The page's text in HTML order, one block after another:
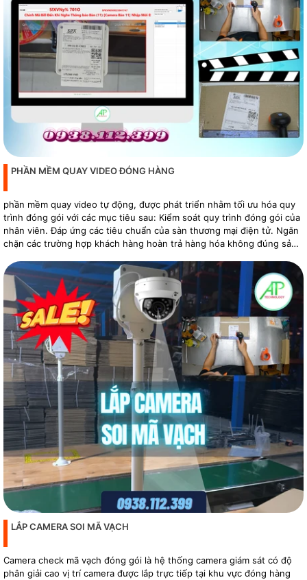
PHẦN MỀM QUAY VIDEO ĐÓNG HÀNG
phần mềm quay video tự động, được phát triển nhằm tối ưu hóa quy
trình đóng gói với các mục tiêu sau: Kiểm soát quy trình đóng gói của
nhân viên. Đáp ứng các tiêu chuẩn của sàn thương mại điện tử. Ngăn
chặn các trường hợp khách hàng hoàn trả hàng hóa không đúng sản
LẮP CAMERA SOI MÃ VẠCH
Camera check mã vạch đóng gói là hệ thống camera giám sát có độ
phân giải cao vị trí camera được lắp trực tiếp tại khu vực đóng hàng